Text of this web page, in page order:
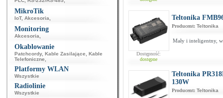
MikroTik
IoT, Akcesoria
Monitoring
Akcesoria
Okablowanie
Patchcordy, Kable Zasilające
Kable
Telefoniczne
Platformy WLAN
Wszystkie
Radiolinie
Wszystkie
Dostępność:
dostępne
Teltonika
Producent: Teltonika
Mały i inteligentny,
Teltonika
130W
Producent: Teltonika